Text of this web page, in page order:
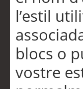
l’estil
blocs o
vostre